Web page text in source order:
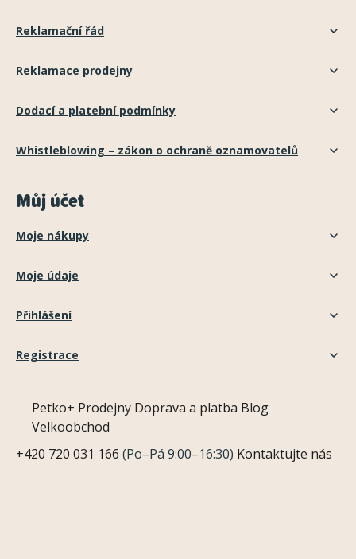
Reklamační řád
Reklamace prodejny
Dodací a platební podmínky
Whistleblowing – zákon o ochraně oznamovatelů
Můj účet
Moje nákupy
Moje údaje
Přihlášení
Registrace
Petko+ Prodejny Doprava a platba Blog
Velkoobchod
+420 720 031 166 (Po–Pá 9:00–16:30) Kontaktujte nás